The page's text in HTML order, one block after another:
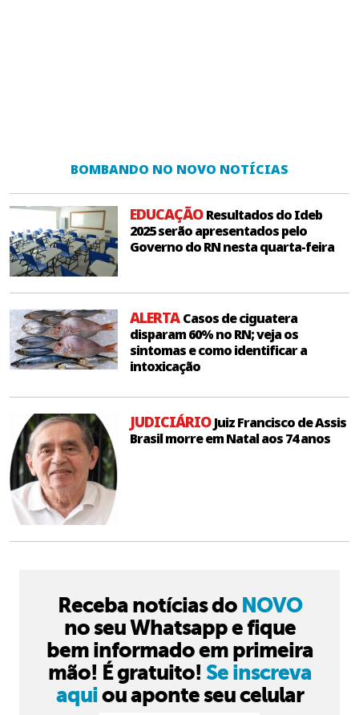
BOMBANDO NO NOVO NOTÍCIAS
EDUCAÇÃOResultados do Ideb
2025 serão apresentados pelo
Governo do RN nesta quarta-feira
ALERTACasos de ciguatera
disparam 60% no RN; veja os
sintomas e como identificar a
intoxicação
JUDICIÁRIOJuiz Francisco de Assis
Brasil morre em Natal aos 74 anos
Receba notícias do NOVO
no seu Whatsapp e fique
bem informado em primeira
mão! É gratuito! Se inscreva
aquiou aponte seu celular